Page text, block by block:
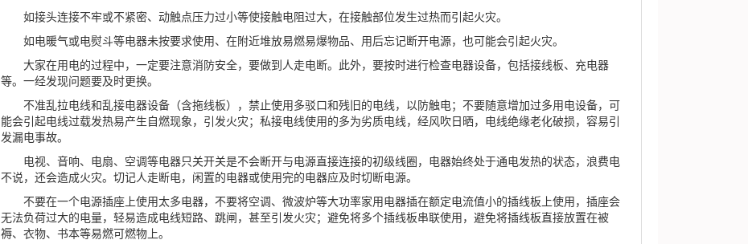
如接头连接不牢或不紧密、动触点压力过小等使接触电阻过大，在接触部位发生过热而引起火灾。
如电暖气或电熨斗等电器未按要求使用、在附近堆放易燃易爆物品、用后忘记断开电源，也可能会引起火灾。
大家在用电的过程中，一定要注意消防安全，要做到人走电断。此外，要按时进行检查电器设备，包括接线板、充电器
等。一经发现问题要及时更换。
不准乱拉电线和乱接电器设备（含拖线板），禁止使用多驳口和残旧的电线，以防触电；不要随意增加过多用电设备，可
能会引起电线过载发热易产生自燃现象，引发火灾；私接电线使用的多为劣质电线，经风吹日晒，电线绝缘老化破损，容易引
发漏电事故。
电视、音响、电扇、空调等电器只关开关是不会断开与电源直接连接的初级线圈，电器始终处于通电发热的状态，浪费电
不说，还会造成火灾。切记人走断电，闲置的电器或使用完的电器应及时切断电源。
不要在一个电源插座上使用太多电器，不要将空调、微波炉等大功率家用电器插在额定电流值小的插线板上使用，插座会
无法负荷过大的电量，轻易造成电线短路、跳闸，甚至引发火灾；避免将多个插线板串联使用，避免将插线板直接放置在被
褥、衣物、书本等易燃可燃物上。